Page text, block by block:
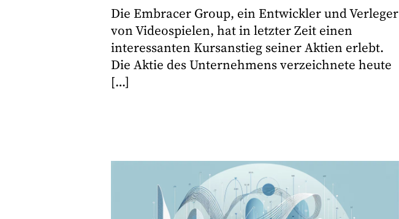
Die Embracer Group, ein Entwickler und Verleger
von Videospielen, hat in letzter Zeit einen
interessanten Kursanstieg seiner Aktien erlebt.
Die Aktie des Unternehmens verzeichnete heute
[…]